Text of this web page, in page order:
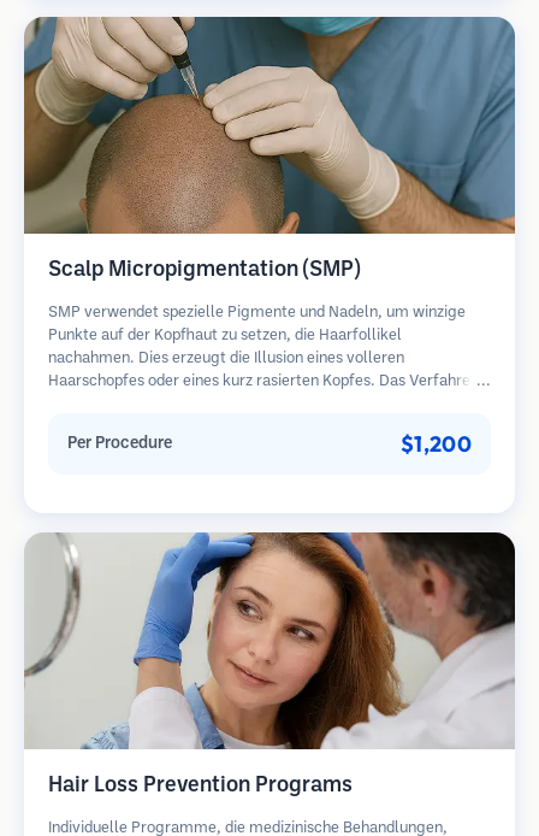
Scalp Micropigmentation (SMP)
SMP verwendet spezielle Pigmente und Nadeln, um winzige
Punkte auf der Kopfhaut zu setzen, die Haarfollikel
nachahmen. Dies erzeugt die Illusion eines volleren
Haarschopfes oder eines kurz rasierten Kopfes. Das Verfahren
Per Procedure $1,200
Hair Loss Prevention Programs
Individuelle Programme, die medizinische Behandlungen,